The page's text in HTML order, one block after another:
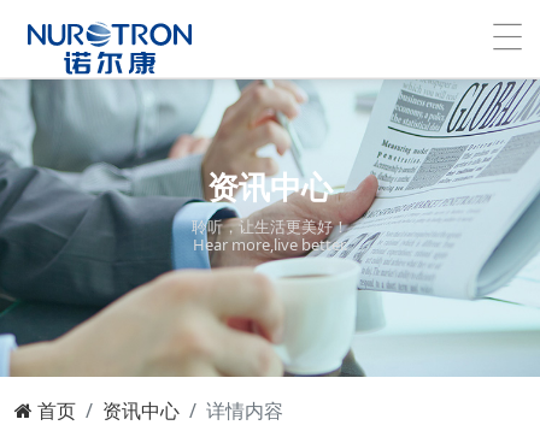
资讯中心
聆听，让生活更美好！
Hear more,live better.
首页 资讯中心 详情内容